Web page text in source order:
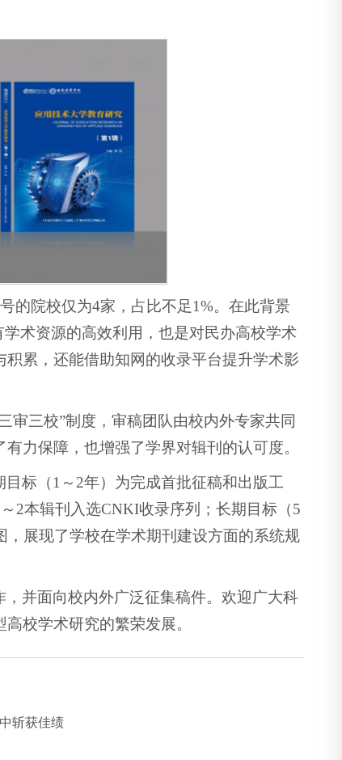
的院校仅为4家，占比不足1%。在此背景
术资源的高效利用，也是对民办高校学术
累，还能借助知网的收录平台提升学术影
审三校”制度，审稿团队由校内外专家共同
力保障，也增强了学界对辑刊的认可度。
标（1～2年）为完成首批征稿和出版工
2本辑刊入选CNKI收录序列；长期目标（5
展现了学校在学术期刊建设方面的系统规
并面向校内外广泛征集稿件。欢迎广大科
校学术研究的繁荣发展。
斩获佳绩